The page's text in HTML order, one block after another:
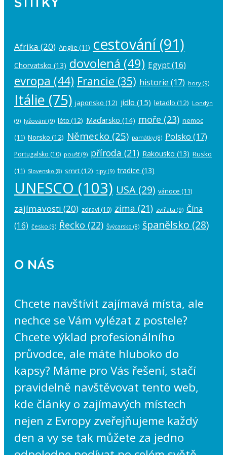
Afrika (20) Anglie (11) cestování(91)
Chorvatsko (13) dovolená (49) Egypt(16)
evropa (44) Francie (35) historie (17) hory (9)
Itálie (75) japonsko (12) jídlo (15) letadlo (12) Londýn
(9) lyžování (9) léto (12) Maďarsko (14) moře (23) nemoc
(11) Norsko (12) Německo (25) památky(8) Polsko (17)
Portugalsko (10) poušť(9) příroda (21) Rakousko (13) Rusko
(11) Slovensko (8) smrt(12) tipy (9) tradice (13)
UNESCO (103) USA (29) vánoce (11)
zajímavosti (20) zdraví (10) zima (21) zvířata (9) Čína
(16) česko (9) Řecko (22) Švýcarsko (8) španělsko (28)
O NÁS
Chcete navštívit zajímavá místa, ale
nechce se Vám vylézat z postele?
Chcete výklad profesionálního
průvodce, ale máte hluboko do
kapsy? Máme pro Vás řešení, stačí
pravidelně navštěvovat tento web,
kde články o zajímavých místech
nejen z Evropy zveřejňujeme každý
den a vy se tak můžete za jedno